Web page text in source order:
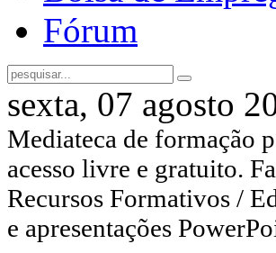
Fórum
sexta, 07 agosto
Mediateca de formação
acesso livre e gratuito.
Recursos Formativos /
e apresentações